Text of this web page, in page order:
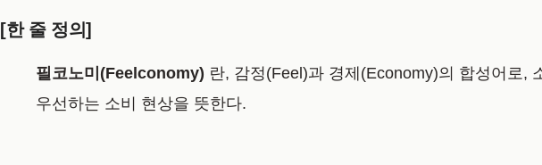
[한 줄 정의]
필코노미(Feelconomy) 란, 감정(Feel)과 경제(Economy)의 합성어로,
우선하는 소비 현상을 뜻한다.